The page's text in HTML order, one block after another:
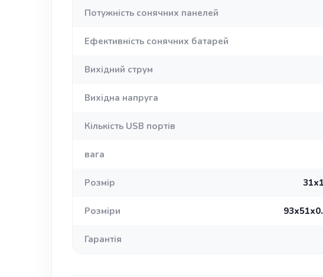
Потужність сонячних панелей
Ефективність сонячних батарей
Вихідний струм
Вихідна напруга
Кількість USB портів
вага
Розмір
Розміри
Гарантія